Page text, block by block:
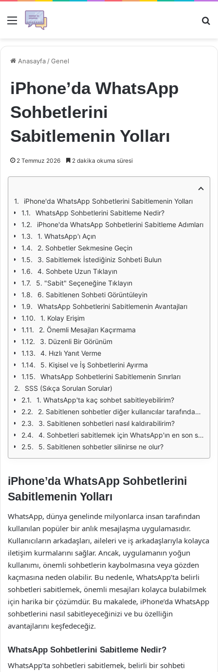
Menü
Anasayfa /Genel
iPhone’da WhatsApp
Sohbetlerini
Sabitlemenin Yolları
2 Temmuz 2026 2 dakika okuma süresi
iPhone'da WhatsApp Sohbetlerini Sabitlemenin Yolları
WhatsApp Sohbetlerini Sabitleme Nedir?
iPhone'da WhatsApp Sohbetlerini Sabitleme Adımları
1. WhatsApp'ı Açın
2. Sohbetler Sekmesine Geçin
3. Sabitlemek İstediğiniz Sohbeti Bulun
4. Sohbete Uzun Tıklayın
5. "Sabit" Seçeneğine Tıklayın
6. Sabitlenen Sohbeti Görüntüleyin
WhatsApp Sohbetlerini Sabitlemenin Avantajları
1. Kolay Erişim
2. Önemli Mesajları Kaçırmama
3. Düzenli Bir Görünüm
4. Hızlı Yanıt Verme
5. Kişisel ve İş Sohbetlerini Ayırma
WhatsApp Sohbetlerini Sabitlemenin Sınırları
SSS (Sıkça Sorulan Sorular)
1. WhatsApp'ta kaç sohbet sabitleyebilirim?
2. Sabitlenen sohbetler diğer kullanıcılar tarafından görülebilir mi?
3. Sabitlenen sohbetleri nasıl kaldırabilirim?
4. Sohbetleri sabitlemek için WhatsApp'ın en son sürümüne sahip olmam gerekiyor mu?
5. Sabitlenen sohbetler silinirse ne olur?
iPhone’da WhatsApp Sohbetlerini
Sabitlemenin Yolları
WhatsApp, dünya genelinde milyonlarca insan tarafından
kullanılan popüler bir anlık mesajlaşma uygulamasıdır.
Kullanıcıların arkadaşları, aileleri ve iş arkadaşlarıyla kolayca
iletişim kurmalarını sağlar. Ancak, uygulamanın yoğun
kullanımı, önemli sohbetlerin kaybolmasına veya gözden
kaçmasına neden olabilir. Bu nedenle, WhatsApp’ta belirli
sohbetleri sabitlemek, önemli mesajları kolayca bulabilmek
için harika bir çözümdür. Bu makalede, iPhone’da WhatsApp
sohbetlerini nasıl sabitleyeceğinizi ve bu özelliğin
avantajlarını keşfedeceğiz.
WhatsApp Sohbetlerini Sabitleme Nedir?
WhatsApp’ta sohbetleri sabitlemek, belirli bir sohbeti